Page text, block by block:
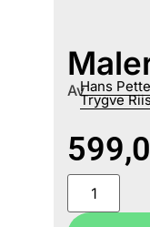
AvHans
Trygve